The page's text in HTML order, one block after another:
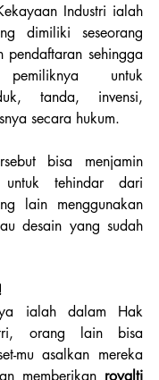
Industri ialah
dimiliki seseorang
pendaftaran sehingga
pemiliknya untuk
tanda, invensi,
secara hukum.
bisa menjamin
tehindar dari
lain menggunakan
desain yang sudah
ialah dalam Hak
orang lain bisa
mu asalkan mereka
memberikan